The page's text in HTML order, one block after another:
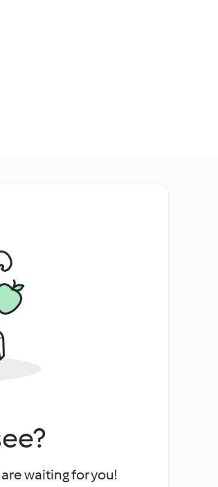
waiting for you!